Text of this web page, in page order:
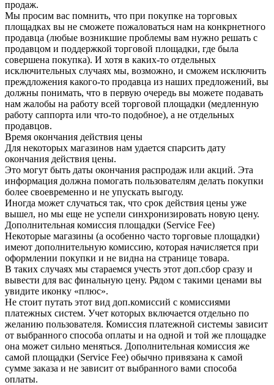
продаж.
Мы просим вас помнить, что при покупке на торговых
площадках вы не сможете пожаловаться нам на конкрнетного
продавца (любые возникшие проблемы вам нужно решать с
продавцом и поддержкой торговой площадки, где была
совершена покупка). И хотя в каких-то отдельных
исключительных случаях мы, возможно, и сможем исключить
преждложения какого-то продавца из наших предложений, вы
должны понимать, что в первую очередь вы можете подавать
нам жалобы на работу всей торговой площадки (медленную
работу саппорта или что-то подобное), а не отдельных
продавцов.
Время окончания действия цены
Для некоторых магазинов нам удается спарсить дату
окончания действия цены.
Это могут быть даты окончания распродаж или акций. Эта
информация должна помогать пользователям делать покупки
более своевременно и не упускать выгоду.
Иногда может случаться так, что срок действия цены уже
вышел, но мы еще не успели синхронизировать новую цену.
Дополнительная комиссия площадки (Service Fee)
Некоторые магазины (а особенно часто торговые площадки)
имеют дополнительную комиссию, которая начисляется при
оформлении покупки и не видна на странице товара.
В таких случаях мы стараемся учесть этот доп.сбор сразу и
вывести для вас финальную цену. Рядом с такими ценами вы
увидите иконку «плюс».
Не стоит путать этот вид доп.комиссий с комиссиями
платежных систем. Учет которых включается отдельно по
желанию пользователя. Комиссия платежной системы зависит
от выбранного способа оплаты и на одной и той же площадке
она может сильно меняться. Дополнительная комиссия же
самой площадки (Service Fee) обычно привязана к самой
сумме заказа и не зависит от выбранного вами способа
оплаты.